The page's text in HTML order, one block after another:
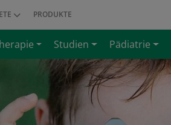
PRODUKTE
Studien Pädiatrie